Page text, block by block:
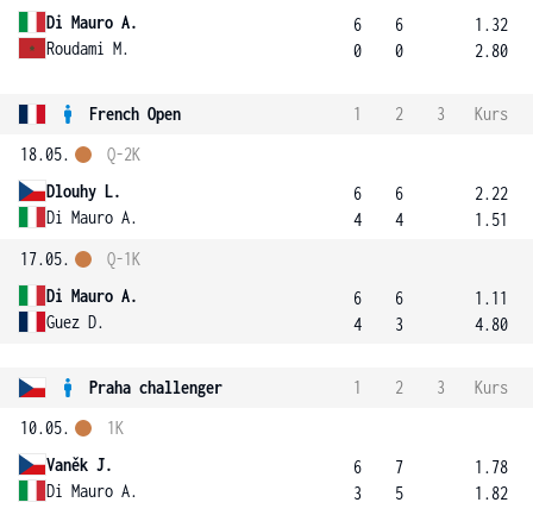
Di Mauro A.
Roudami M.
6
0
6
0
1.32
2.80
French Open 1 2 3
Kurs
18.05.
Dlouhy L.
Di Mauro A.
Q-2K
6
4
6
4
2.22
1.51
17.05.
Di Mauro A.
Guez D.
Q-1K
6
4
6
3
1.11
4.80
Praha challenger 1 2 3
Kurs
10.05.
Vaněk J.
Di Mauro A.
1K
6
3
7
5
1.78
1.82